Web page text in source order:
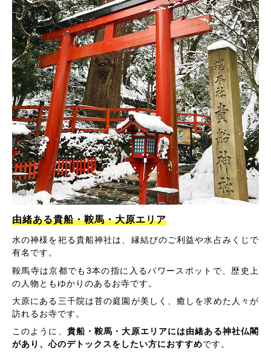
由緒ある貴船・鞍馬・大原エリア
水の神様を祀る貴船神社は、縁結びのご利益や水占みくじで
有名です。
鞍馬寺は京都でも3本の指に入るパワースポットで、歴史上
の人物ともゆかりのあるお寺です。
大原にある三千院は苔の庭園が美しく、癒しを求めた人々が
訪れるお寺です。
このように、 貴船・鞍馬・大原エリアには由緒ある神社仏閣
があり、心のデトックスをしたい方におすすめです。